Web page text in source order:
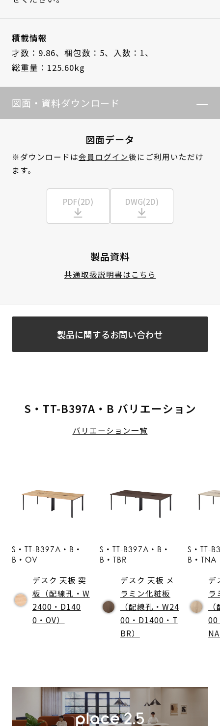
積載情報
才数：9.86、 梱包数：5、
入数：1、
総重量：125.60kg
図面・資料ダウンロード
図面データ
※ダウンロードは会員ログイン後にご利用いただけ
ます。
PDF(2D) DWG(2D)
製品資料
共通取扱説明書はこちら
製品に関するお問い合わせ
S・TT-B397A・B バリエーション
バリエーション一覧
S・TT-B397A・B・
B・OV
デスク 天板 突
板（配線孔・W
2400・D140
0・OV）
S・TT-B397A・B・
B・TBR
デスク 天板 メ
ラミン化粧板
（配線孔・W24
00・D1400・T
BR）
S・TT-
B・TNA
デ
ラ
00